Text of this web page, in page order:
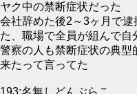
ヤク中の禁断症状だった
会社辞めた後2～3ヶ月で
た、職場で全員が組んで
警察の人も禁断症状の典型
来たって言ってた
193:名無しどんぶらこ